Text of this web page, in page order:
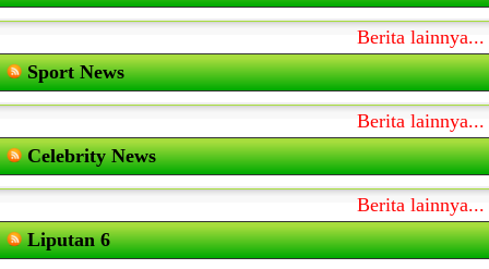
Berita lainnya...
Sport News
Berita lainnya...
Celebrity News
Berita lainnya...
Liputan 6